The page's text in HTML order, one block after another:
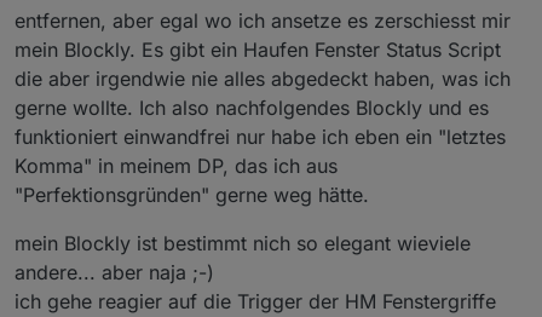
entfernen, aber egal wo ich ansetze es zerschiesst mir
mein Blockly. Es gibt ein Haufen Fenster Status Script
die aber irgendwie nie alles abgedeckt haben, was ich
gerne wollte. Ich also nachfolgendes Blockly und es
funktioniert einwandfrei nur habe ich eben ein "letztes
Komma" in meinem DP, das ich aus
"Perfektionsgründen" gerne weg hätte.
mein Blockly ist bestimmt nich so elegant wieviele
andere... aber naja ;-)
ich gehe reagier auf die Trigger der HM Fenstergriffe